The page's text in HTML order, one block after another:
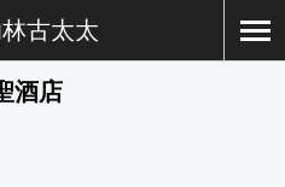
古太太
酒店